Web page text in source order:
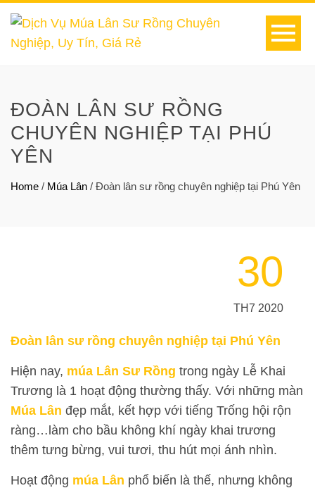
ĐOÀN LÂN SƯ RỒNG
CHUYÊN NGHIỆP TẠI PHÚ
YÊN
Home / Múa Lân / Đoàn lân sư rồng chuyên nghiệp tại Phú Yên
30
TH7 2020
Đoàn lân sư rồng chuyên nghiệp tại Phú Yên
Hiện nay, múa Lân Sư Rồng trong ngày Lễ Khai
Trương là 1 hoạt động thường thấy. Với những màn
Múa Lân đẹp mắt, kết hợp với tiếng Trống hội rộn
ràng…làm cho bầu không khí ngày khai trương
thêm tưng bừng, vui tươi, thu hút mọi ánh nhìn.
Hoạt động múa Lân phổ biến là thế, nhưng không